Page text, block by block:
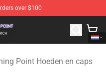
over $100
Running Point
Point Hoeden en caps